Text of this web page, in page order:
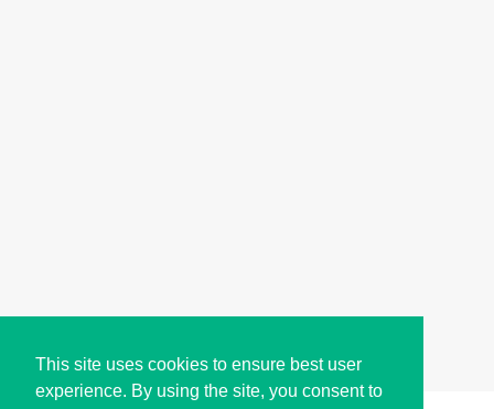
This site uses cookies to ensure best user
experience. By using the site, you consent to